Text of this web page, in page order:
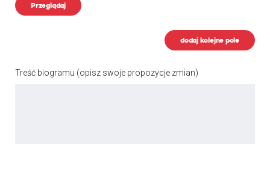
Przeglądaj
dodaj kolejne pole
Treść biogramu (opisz swoje propozycje zmian)